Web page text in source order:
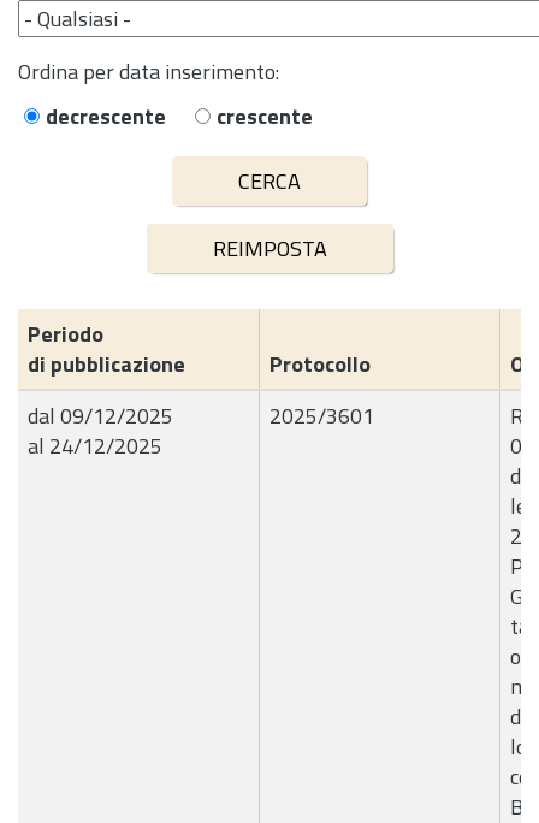
Ordina per data inserimento:
decrescente
crescente
Periodo
di pubblicazione
Protocollo
dal 09/12/2025
al 24/12/2025
2025/3601
lo